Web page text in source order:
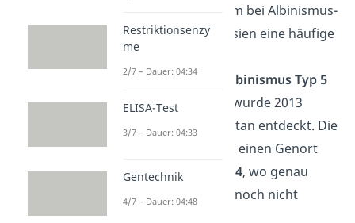
OCA4 ist vor allem bei Albinismus-
Betroffenen in Asien eine häufige
Form.
Okulokutaner Albinismus Typ 5
(OCA5):
Der Typ wurde 2013
erstmals in Pakistan entdeckt. Die
Mutation betrifft einen Genort
aufChromosom 4, wo genau
wurde bis heute noch nicht
Restriktionsenzy
me
2/7 – Dauer: 04:34
ELISA-Test
3/7 – Dauer: 04:33
Gentechnik
4/7 – Dauer: 04:48